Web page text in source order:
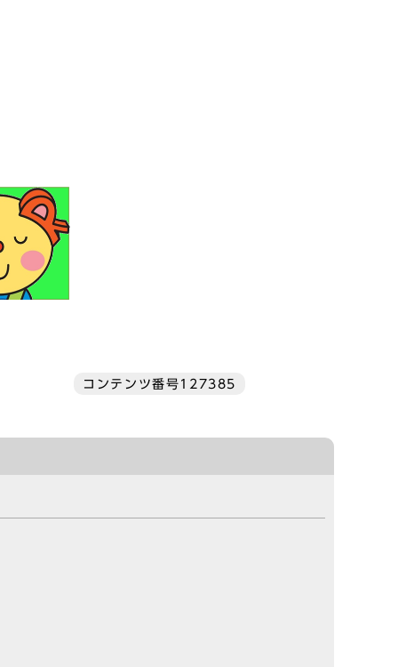
コンテンツ番号127385